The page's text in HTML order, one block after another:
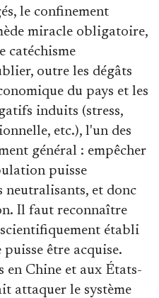
le confinement
miracle obligatoire,
catéchisme
outre les dégâts
du pays et les
induits (stress,
etc.), l'un des
général : empêcher
puisse
neutralisants, et donc
Il faut reconnaître
établi
être acquise.
en Chine et aux États-
attaquer le système